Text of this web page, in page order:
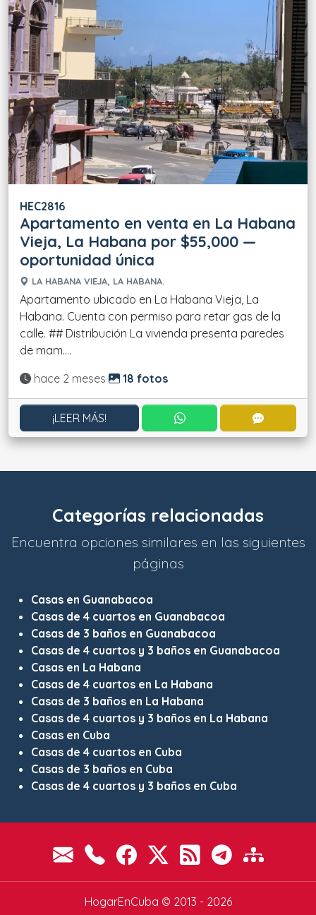
HEC2816
Apartamento en venta en La Habana
Vieja, La Habana por $55,000 —
oportunidad única
LA HABANA VIEJA, LA HABANA.
Apartamento ubicado en La Habana Vieja, La
Habana. Cuenta con permiso para retar gas de la
calle. ## Distribución La vivienda presenta paredes
de mam....
Actualizado:
hace 2 meses 18 fotos
¡LEER MÁS! CONTACTAR POR
Categorías relacionadas
Encuentra opciones similares en las siguientes
páginas
Casas en Guanabacoa
Casas de 4 cuartos en Guanabacoa
Casas de 3 baños en Guanabacoa
Casas de 4 cuartos y 3 baños en Guanabacoa
Casas en La Habana
Casas de 4 cuartos en La Habana
Casas de 3 baños en La Habana
Casas de 4 cuartos y 3 baños en La Habana
Casas en Cuba
Casas de 4 cuartos en Cuba
Casas de 3 baños en Cuba
Casas de 4 cuartos y 3 baños en Cuba
HogarEnCuba © 2013 - 2026